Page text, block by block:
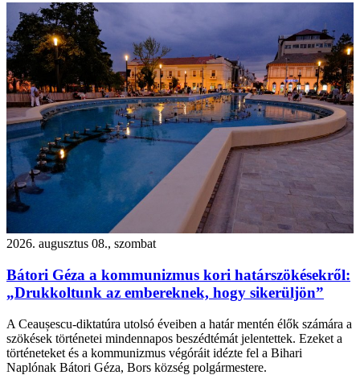
2026. augusztus 08., szombat
Bátori Géza a kommunizmus kori határszökésekről:
„Drukkoltunk az embereknek, hogy sikerüljön”
A Ceaușescu-diktatúra utolsó éveiben a határ mentén élők számára a
szökések történetei mindennapos beszédtémát jelentettek. Ezeket a
történeteket és a kommunizmus végóráit idézte fel a Bihari
Naplónak Bátori Géza, Bors község polgármestere.